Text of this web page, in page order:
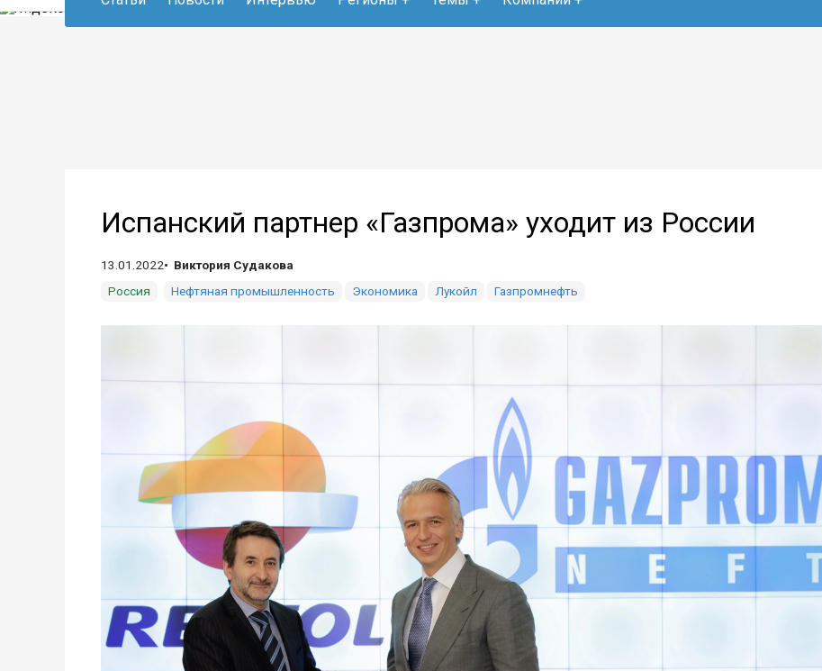
Испанский партнер «Газпрома» уходит из России
13.01.2022
Виктория Судакова
Россия
Нефтяная промышленность Экономика Лукойл Газпромнефть